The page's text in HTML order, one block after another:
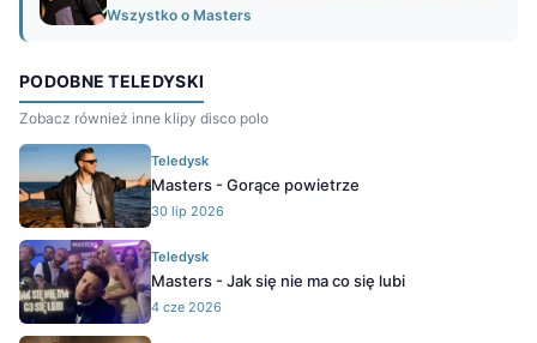
Wszystko o Masters
PODOBNE TELEDYSKI
Zobacz również inne klipy disco polo
Teledysk
Masters - Gorące powietrze
30 lip 2026
Teledysk
Masters - Jak się nie ma co się lubi
4 cze 2026